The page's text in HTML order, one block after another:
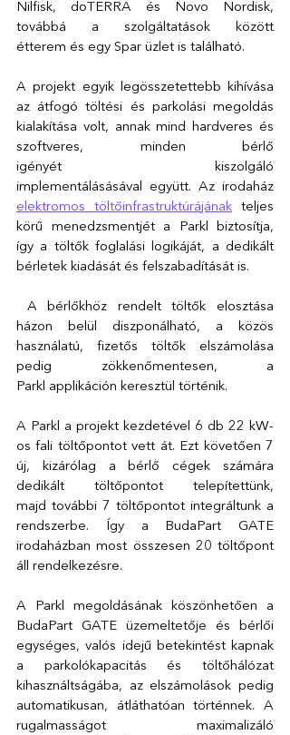
Nilfisk, doTERRA és Novo Nordisk,
továbbá a szolgáltatások között
étterem és egy Spar üzlet is található.
A projekt egyik legösszetettebb kihívása
az átfogó töltési és parkolási megoldás
kialakítása volt, annak mind hardveres és
szoftveres, minden bérlő
igényét kiszolgáló
elektromos töltőinfrastruktúrájának teljes
körű menedzsmentjét a Parkl biztosítja,
így a töltők foglalási logikáját, a dedikált
bérletek kiadását és felszabadítását is.
A bérlőkhöz rendelt töltők elosztása
házon belül diszponálható, a közös
használatú, fizetős töltők elszámolása
pedig zökkenőmentesen, a
Parkl applikáción keresztül történik.
A Parkl a projekt kezdetével 6 db 22 kW-
os fali töltőpontot vett át. Ezt követően 7
új, kizárólag a bérlő cégek számára
dedikált töltőpontot telepítettünk,
majd további 7 töltőpontot integráltunk a
rendszerbe. Így a BudaPart GATE
irodaházban most összesen 20 töltőpont
áll rendelkezésre.
A Parkl megoldásának köszönhetően a
BudaPart GATE üzemeltetője és bérlői
egységes, valós idejű betekintést kapnak
a parkolókapacitás és töltőhálózat
kihasználtságába, az elszámolások pedig
automatikusan, átláthatóan történnek. A
rugalmasságot maximalizáló